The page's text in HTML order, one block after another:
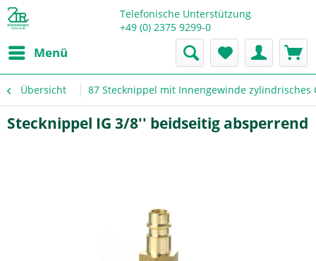
Telefonische Unterstützung
+49 (0) 2375 9299-0
Menü
Übersicht 87 Stecknippel mit Innengewinde zylindrisches
Stecknippel IG 3/8'' beidseitig absperrend